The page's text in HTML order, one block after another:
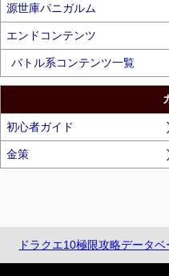
源世庫パニガルム
エンドコンテンツ
バトル系コンテンツ一覧
初心者ガイド
金策
ドラクエ10極限攻略データベ